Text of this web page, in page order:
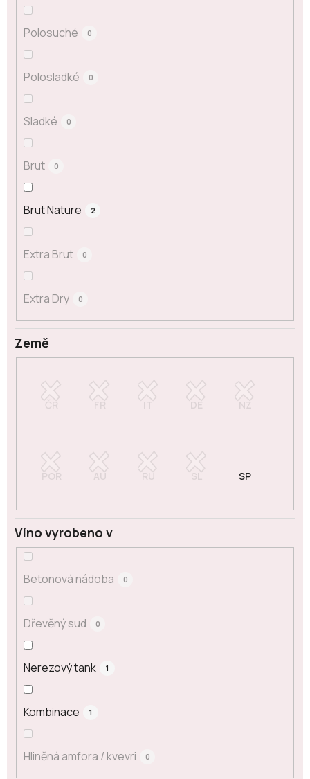
Země
Polosuché 0
Polosladké 0
Sladké 0
Brut 0
Brut Nature 2
Extra Brut 0
Extra Dry 0
Víno vyrobeno v
Betonová nádoba 0
Dřevěný sud 0
Nerezový tank 1
Kombinace 1
Hliněná amfora / kvevri 0